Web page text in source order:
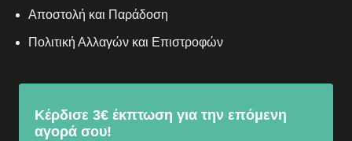
Αποστολή και Παράδοση
Πολιτική Αλλαγών και Επιστροφών
Κέρδισε 3€ έκπτωση για την επόμενη
αγορά σου!